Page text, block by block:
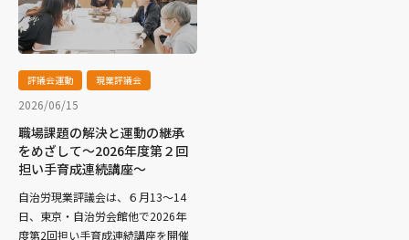
評議会運動 現業評議会
2026/06/15
職場課題の解決と運動の継承
をめざして～2026年度第２回
担い手育成連続講座～
自治労現業評議会は、６月13～14
日、東京・自治労会館他で2026年
度第2回担い手育成連続講座を開催